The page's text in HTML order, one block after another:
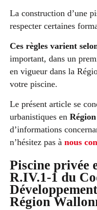
La construction d’une
respecter certaines
Ces règles varient
important, dans un
en vigueur dans la
votre piscine.
Le présent article se
urbanistiques en
d’informations
n’hésitez pas à nous
Piscine privée
R.IV.1-1 du
Région